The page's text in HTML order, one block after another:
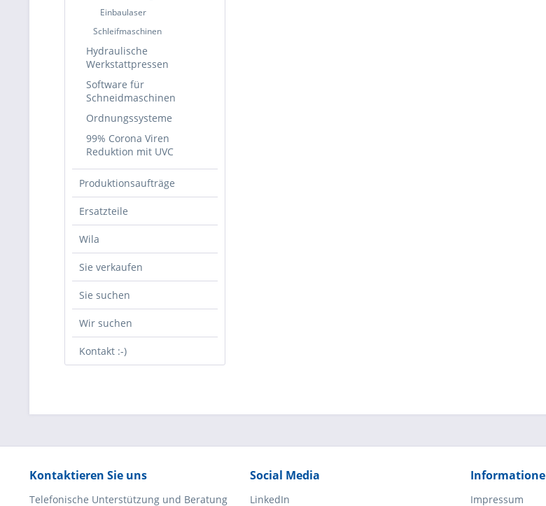
Einbaulaser
Schleifmaschinen
Hydraulische
Werkstattpressen
Software für
Schneidmaschinen
Ordnungssysteme
99% Corona Viren
Reduktion mit UVC
Produktionsaufträge
Ersatzteile
Wila
Sie verkaufen
Sie suchen
Wir suchen
Kontakt :-)
Kontaktieren Sie uns
Telefonische Unterstützung und Beratung
Social Media
LinkedIn Impressum